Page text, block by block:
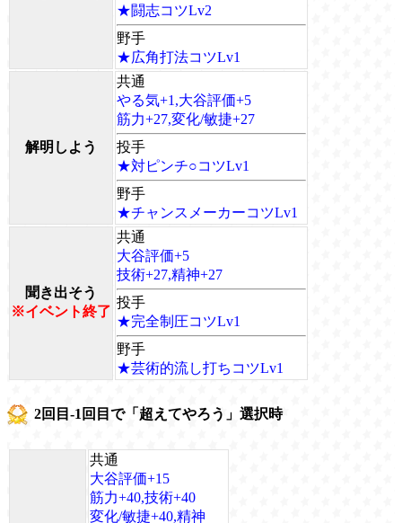
★闘志コツLv2
野手
★広角打法コツLv1
解明しよう
共通
やる気+1,大谷評価+5
筋力+27,変化/敏捷+27
投手
★対ピンチ○コツLv1
野手
★チャンスメーカーコツLv1
聞き出そう
※イベント終了
共通
大谷評価+5
技術+27,精神+27
投手
★完全制圧コツLv1
野手
★芸術的流し打ちコツLv1
2回目-1回目で「超えてやろう」選択時
共通
大谷評価+15
筋力+40,技術+40
変化/敏捷+40,精神